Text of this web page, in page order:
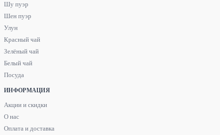
Шу пуэр
Шен пуэр
Улун
Красный чай
Зелёный чай
Белый чай
Посуда
ИНФОРМАЦИЯ
Акции и скидки
О нас
Оплата и доставка